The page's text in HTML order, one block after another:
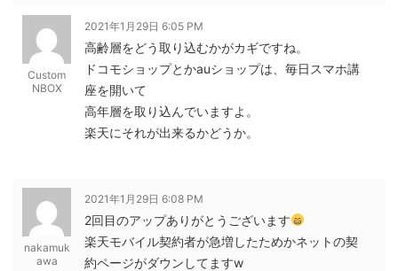
Custom
NBOX
2021年1月29日 6:05 PM
高齢層をどう取り込むかがカギですね。
ドコモショップとかauショップは、毎日スマホ講
座を開いて
高年層を取り込んでいますよ。
楽天にそれが出来るかどうか。
nakamuk
awa
2021年1月29日 6:08 PM
2回目のアップありがとうございます
楽天モバイル契約者が急増したためかネットの契
約ページがダウンしてますw